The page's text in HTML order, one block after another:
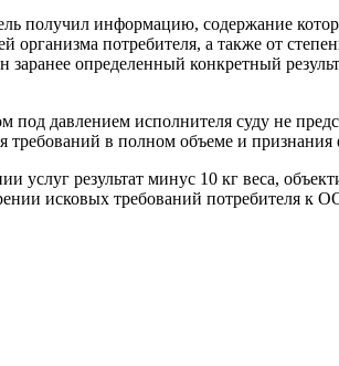
получил информацию, содержание
потребителя, а также от
определенный конкретный
давлением исполнителя суду не
в полном объеме и признания
результат минус 10 кг веса,
исковых требований потребителя к